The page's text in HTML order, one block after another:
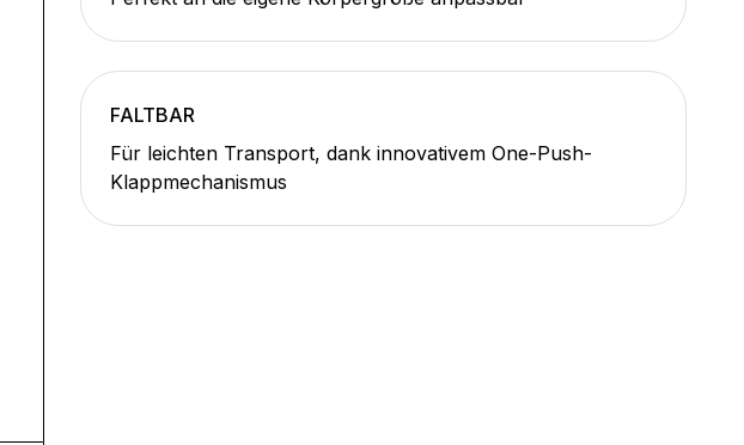
FALTBAR
Für leichten Transport, dank innovativem One-Push-
Klappmechanismus